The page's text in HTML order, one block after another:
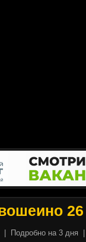
Подробно на 3 дня